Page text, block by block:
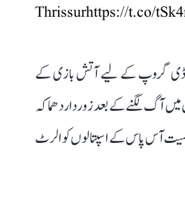
Thrissurhttps://t.co/
گروپ کے لیے آتش بازی کے
میں آگ لگنے کے بعد زوردار دھماکہ
سمیت آس پاس کے اسپتالوں کو الرٹ